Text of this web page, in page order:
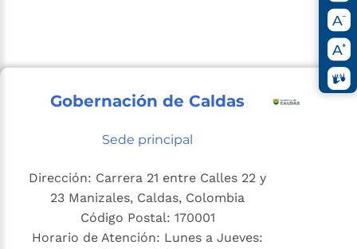
Gobernación de Caldas
Sede principal
Dirección: Carrera 21 entre Calles 22 y
23 Manizales, Caldas, Colombia
Código Postal: 170001
Horario de Atención: Lunes a Jueves: